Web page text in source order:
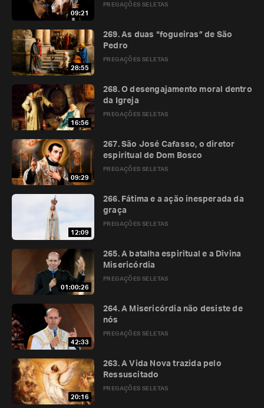
09:21
PREGAÇÕES SELETAS
28:55
PREGAÇÕES SELETAS
269. As duas “fogueiras” de São
Pedro
16:56
PREGAÇÕES SELETAS
268. O desengajamento moral dentro
da Igreja
09:29
PREGAÇÕES SELETAS
267. São José Cafasso, o diretor
espiritual de Dom Bosco
12:09
PREGAÇÕES SELETAS
266. Fátima e a ação inesperada da
graça
01:00:26
PREGAÇÕES SELETAS
265. A batalha espiritual e a Divina
Misericórdia
42:33
PREGAÇÕES SELETAS
264. A Misericórdia não desiste de
nós
20:16
PREGAÇÕES SELETAS
263. A Vida Nova trazida pelo
Ressuscitado